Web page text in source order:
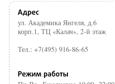
ул. Академика Янгеля, д.6
корп.1, ТЦ «Калач», 2-й этаж
Тел.: +7(495) 916-86-65